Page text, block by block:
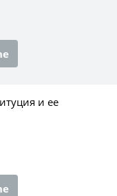
и ее